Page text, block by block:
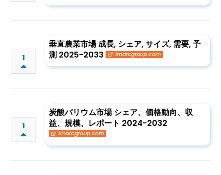
1
垂直農業市場 成長, シェア, サイズ, 需要, 予
測 2025-2033
imarcgroup.com
1
炭酸バリウム市場 シェア、価格動向、収
益、規模、レポート 2024-2032
imarcgroup.com